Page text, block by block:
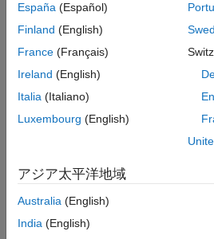
España (Español)
Finland (English)
France (Français)
Ireland (English)
Italia (Italiano)
Luxembourg (English)
アジア太平洋地域
Australia (English)
India (English)